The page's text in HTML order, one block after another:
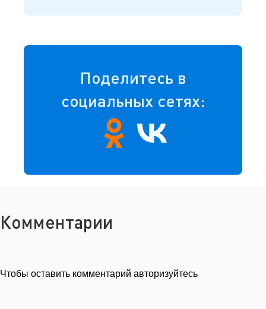
Поделитесь в
социальных сетях:
Комментарии
Чтобы оставить комментарий авторизуйтесь